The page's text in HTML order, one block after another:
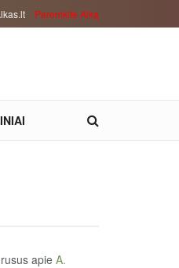
Paremkite Alką
apie A.